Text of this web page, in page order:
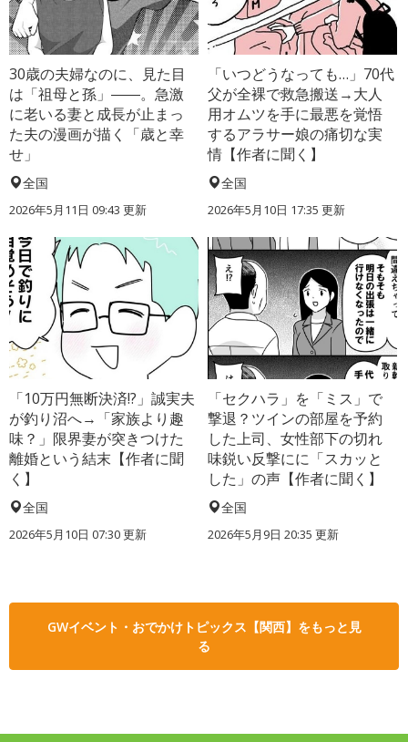
30歳の夫婦なのに、見た目
は「祖母と孫」――。急激
に老いる妻と成長が止まっ
た夫の漫画が描く「歳と幸
せ」
全国
2026年5月11日 09:43 更新
「いつどうなっても…」70代
父が全裸で救急搬送→大人
用オムツを手に最悪を覚悟
するアラサー娘の痛切な実
情【作者に聞く】
全国
2026年5月10日 17:35 更新
「10万円無断決済!?」誠実夫
が釣り沼へ→「家族より趣
味？」限界妻が突きつけた
離婚という結末【作者に聞
く】
全国
2026年5月10日 07:30 更新
「セクハラ」を「ミス」で
撃退？ツインの部屋を予約
した上司、女性部下の切れ
味鋭い反撃にに「スカッと
した」の声【作者に聞く】
全国
2026年5月9日 20:35 更新
GWイベント・おでかけトピックス【関西】をもっと見
る